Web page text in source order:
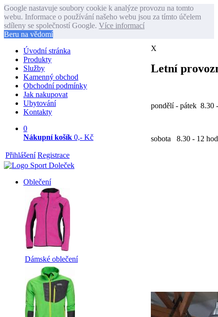
Google nastavuje soubory cookie k analýze provozu na tomto
webu. Informace o používání našeho webu jsou za tímto účelem
sdíleny se společností Google. Více informací
Beru na vědomí
X
Letní
pondělí - pátek 8.30
sobota 8.30 - 12 hod
Úvodní stránka
Produkty
Služby
Kamenný obchod
Obchodní podmínky
Jak nakupovat
Ubytování
Kontakty
0
Nákupní košík 0,- Kč
Přihlášení Registrace
Oblečení
Dámské oblečení